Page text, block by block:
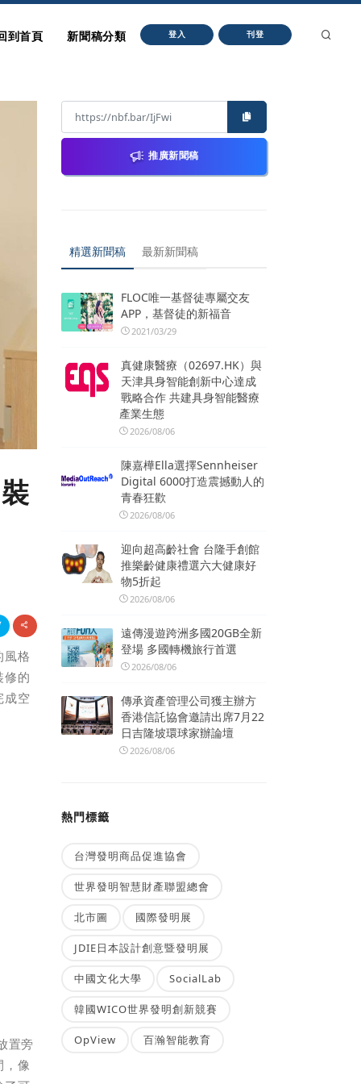
到首頁 新聞稿分類 登入 刊登
風格
修的
成空
置旁
，像
推廣新聞稿
精選新聞稿 最新新聞稿
FLOC唯一基督徒專屬交友
APP，基督徒的新福音
2021/03/29
真健康醫療（02697.HK）與
天津具身智能創新中心達成
戰略合作 共建具身智能醫療
產業生態
2026/08/06
陳嘉樺Ella選擇Sennheiser
Digital 6000打造震撼動人的
青春狂歡
2026/08/06
迎向超高齡社會 台隆手創館
推樂齡健康禮選六大健康好
物5折起
2026/08/06
遠傳漫遊跨洲多國20GB全新
登場 多國轉機旅行首選
2026/08/06
傳承資產管理公司獲主辦方
香港信託協會邀請出席7月22
日吉隆坡環球家辦論壇
2026/08/06
熱門標籤
台灣發明商品促進協會
世界發明智慧財產聯盟總會
北市圖 國際發明展
JDIE日本設計創意暨發明展
中國文化大學 SocialLab
韓國WICO世界發明創新競賽
OpView 百瀚智能教育